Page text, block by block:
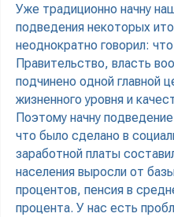
Уже традиционно начну
подведения некоторых
неоднократно говорил:
Правительство, власть
подчинено одной главной
жизненного уровня и
Поэтому начну
что было сделано в
заработной платы
населения выросли от
процентов, пенсия в
процента. У нас есть